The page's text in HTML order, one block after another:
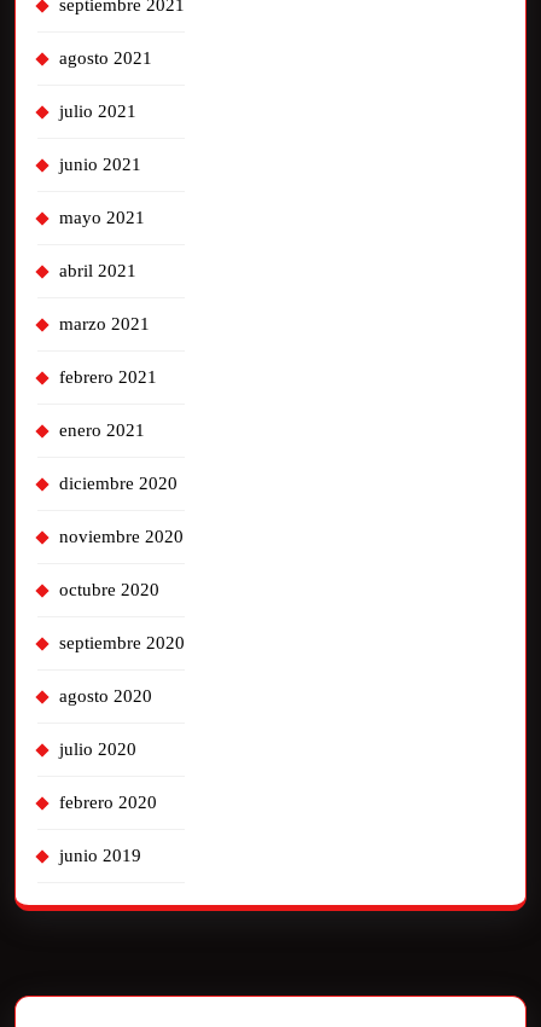
septiembre 2021
agosto 2021
julio 2021
junio 2021
mayo 2021
abril 2021
marzo 2021
febrero 2021
enero 2021
diciembre 2020
noviembre 2020
octubre 2020
septiembre 2020
agosto 2020
julio 2020
febrero 2020
junio 2019